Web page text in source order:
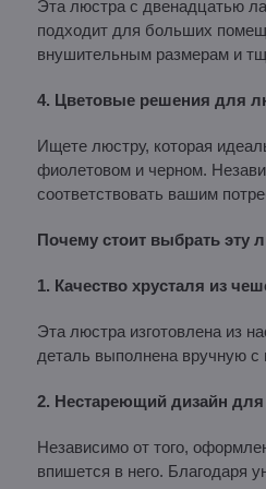
Эта люстра с двенадцатью
подходит для больших
внушительным размерам и
4. Цветовые решения для
Ищете люстру, которая
фиолетовом и черном.
соответствовать вашим
Почему стоит выбрать эту
1. Качество хрусталя из
Эта люстра изготовлена из
деталь выполнена вручную с
2. Нестареющий дизайн
Независимо от того,
впишется в него. Благодаря